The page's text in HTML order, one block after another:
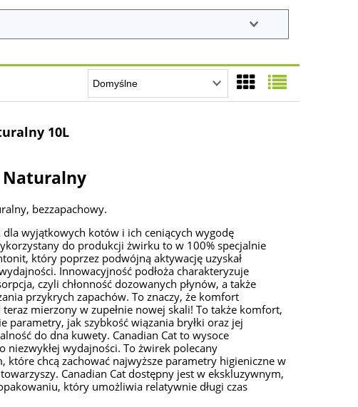
10L
Naturalny
bezzapachowy.
dla wyjątkowych kotów i ich ceniących wygodę
do produkcji żwirku to w 100% specjalnie
który poprzez podwójną aktywację uzyskał
Innowacyjność podłoża charakteryzuje
czyli chłonność dozowanych płynów, a także
przykrych zapachów. To znaczy, że komfort
teraz mierzony w zupełnie nowej skali! To także komfort,
parametry, jak szybkość wiązania bryłki oraz jej
do dna kuwety. Canadian Cat to wysoce
niezwykłej wydajności. To żwirek polecany
które chcą zachować najwyższe parametry higieniczne w
Canadian Cat dostępny jest w ekskluzywnym,
który umożliwia relatywnie długi czas